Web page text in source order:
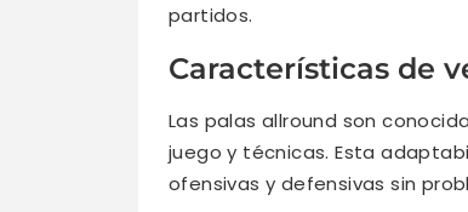
partidos.
Características de
Las palas allround son
juego y técnicas. Esta
ofensivas y defensivas sin